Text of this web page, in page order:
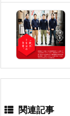
関連記事